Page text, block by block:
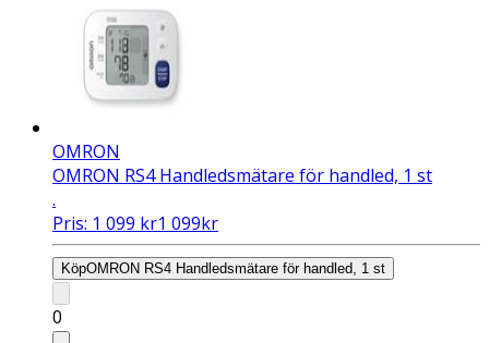
OMRON
OMRON RS4 Handledsmätare för handled, 1 st
.
Pris: 1 099 kr1 099kr
KöpOMRON RS4 Handledsmätare för handled, 1 st
0